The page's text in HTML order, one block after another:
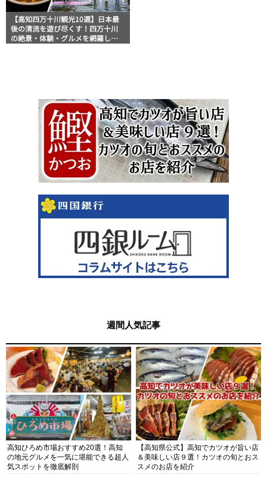
【高知四万十川観光10選】日本最
後の清流を遊び尽くす！四万十川
の絶景・体験・グルメを網羅した
週間人気記事
高知ひろめ市場おすすめ20選！高知
の地元グルメを一気に堪能できる超人
気スポットを徹底解剖
【高知県公式】高知でカツオが旨い店
＆美味しい店９選！カツオの旬とおス
スメのお店を紹介